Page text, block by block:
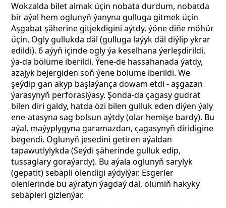
Wokzalda bilet almak üçin nobata durdum, nobatda
biraýal hem oglunyň ýanyna gulluga gitmek üçin
Aşgabat şäherine gitjekdigini aýtdy, ýöne diňe möhür
üçin. Ogly gullukda däl (gulluga laýyk däl diýlip ykrar
edildi). 6 aýyň içinde ogly ýa keselhana ýerleşdirildi,
ýa-da bölüme iberildi. Ýene-de hassahanada ýatdy,
azajyk bejergiden soň ýene bölüme iberildi. We
şeýdip gan akyp başlaýança dowam etdi - aşgazan
ýarasynyň perforasiýasy. Şonda-da çagasy gudrat
bilen diri galdy, hatda özi bilen gulluk eden diýen ýaly
ene-atasyna sag bolsun aýtdy (olar hemişe bardy). Bu
aýal, maýyplygyna garamazdan, çagasynyň diridigine
begendi. Oglunyň jesedini getiren aýaldan
tapawutlylykda (Seýdi şäherinde gulluk edip,
tussaglary goraýardy). Bu aýala oglunyň sarylyk
(gepatit) sebäpli ölendigi aýdylýar. Esgerler
ölenlerinde bu aýratyn ýagdaý däl, ölümiň hakyky
sebäpleri gizlenýär.